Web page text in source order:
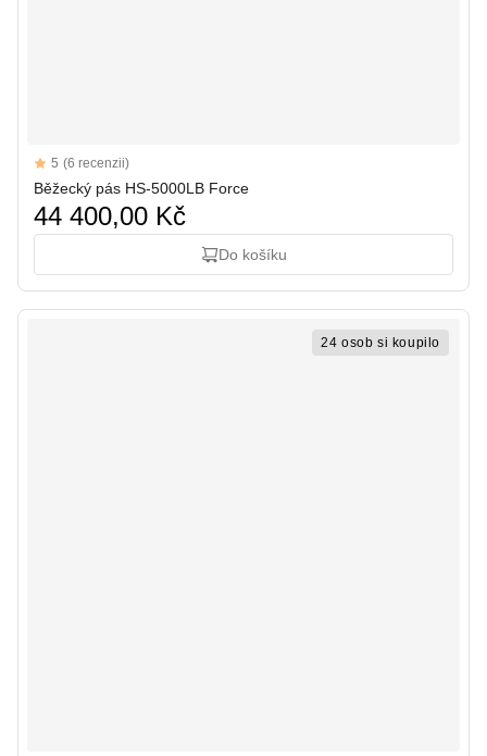
Reviews
5 out of 5 stars
5 (6 recenzii)
Běžecký pás HS-5000LB Force
44 400,00 Kč
Do košíku
24 osob si koupilo